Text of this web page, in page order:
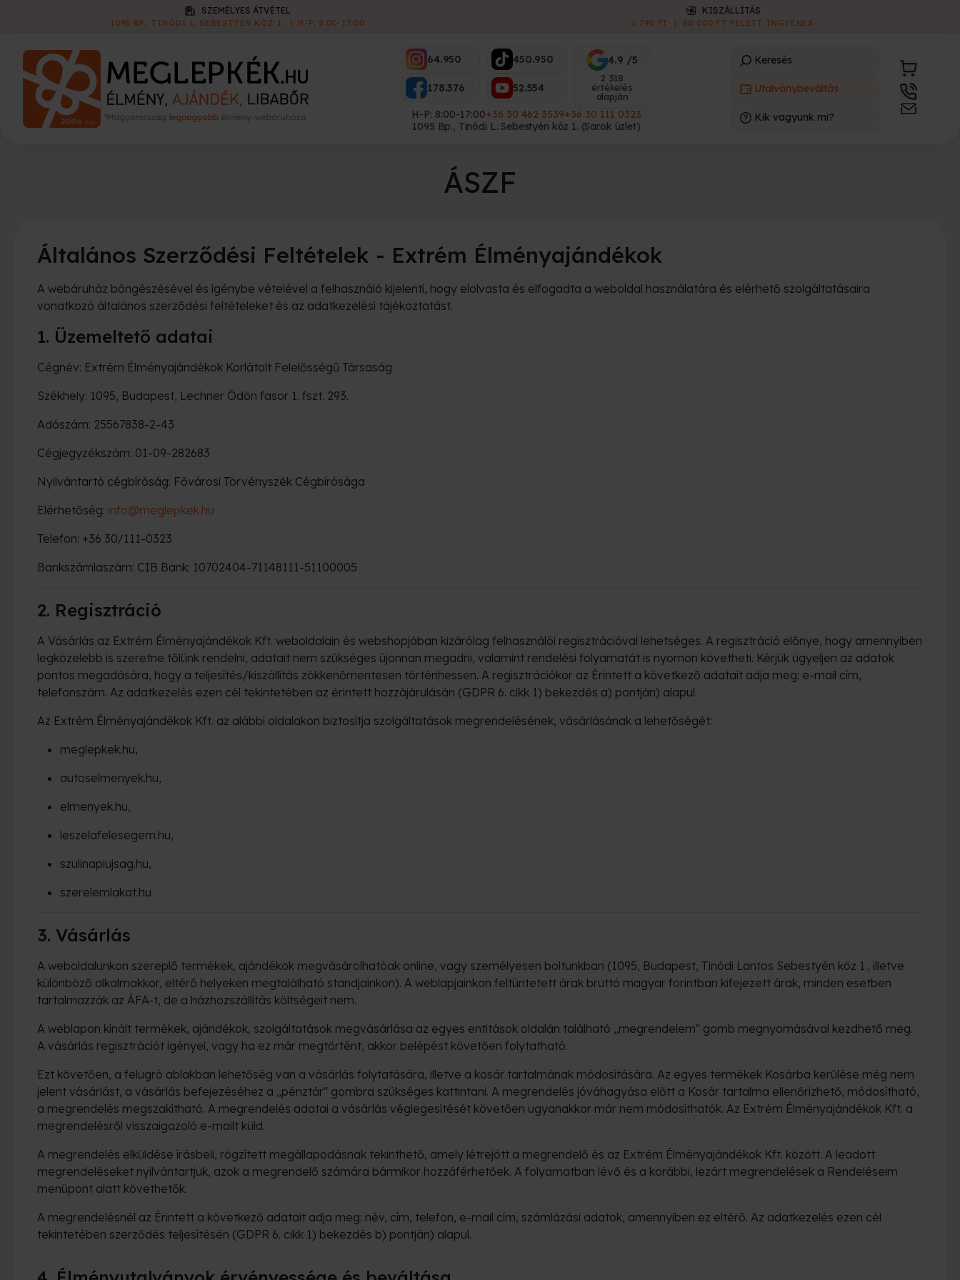
KISZÁLLÍTÁS
1 790 FT | 60 000 FT FELETT INGYENES
ONLINE E-UTALVÁNY
AZONNAL LETÖLTHETŐ | INGYENES
64.950
178.376
450.950
52.554
4.9 /5
2 318
értékelés
alapján
H-P: 8:00-17:00+36 30 462 3539+36 30 111 0323
1095 Bp., Tinódi L. Sebestyén köz 1. (Sarok üzlet)
Keresés
Utalványbeváltás
Kik vagyunk mi?
ÁSZF
Általános Szerződési Feltételek - Extrém Élményajándékok
A webáruház böngészésével és igénybe vételével a felhasználó kijelenti, hogy elolvasta és elfogadta a weboldal használatára és elérhető szolgáltatásaira
vonatkozó általános szerződési feltételeket és az adatkezelési tájékoztatást.
1. Üzemeltető adatai
Cégnév: Extrém Élményajándékok Korlátolt Felelősségű Társaság
Székhely: 1095, Budapest, Lechner Ödön fasor 1. fszt. 293.
Adószám: 25567838-2-43
Cégjegyzékszám: 01-09-282683
Nyilvántartó cégbíróság: Fővárosi Törvényszék Cégbírósága
Elérhetőség: info@meglepkek.hu
Telefon: +36 30/111-0323
Bankszámlaszám: CIB Bank: 10702404-71148111-51100005
2. Regisztráció
A Vásárlás az Extrém Élményajándékok Kft. weboldalain és webshopjában kizárólag felhasználói regisztrációval lehetséges. A regisztráció előnye, hogy amennyiben
legközelebb is szeretne tőlünk rendelni, adatait nem szükséges újonnan megadni, valamint rendelési folyamatát is nyomon követheti. Kérjük ügyeljen az adatok
pontos megadására, hogy a teljesítés/kiszállítás zökkenőmentesen történhessen. A regisztrációkor az Érintett a következő adatait adja meg: e-mail cím,
telefonszám. Az adatkezelés ezen cél tekintetében az érintett hozzájárulásán (GDPR 6. cikk 1) bekezdés a) pontján) alapul.
Az Extrém Élményajándékok Kft. az alábbi oldalakon biztosítja szolgáltatások megrendelésének, vásárlásának a lehetőségét:
meglepkek.hu,
autoselmenyek.hu,
elmenyek.hu,
leszelafelesegem.hu,
szulinapiujsag.hu,
szerelemlakat.hu
3. Vásárlás
A weboldalunkon szereplő termékek, ajándékok megvásárolhatóak online, vagy személyesen boltunkban (1095, Budapest, Tinódi Lantos Sebestyén köz 1., illetve
különböző alkalmakkor, eltérő helyeken megtalálható standjainkon). A weblapjainkon feltüntetett árak bruttó magyar forintban kifejezett árak, minden esetben
tartalmazzák az ÁFA-t, de a házhozszállítás költségeit nem.
A weblapon kínált termékek, ajándékok, szolgáltatások megvásárlása az egyes entitások oldalán található „megrendelem" gomb megnyomásával kezdhető meg.
A vásárlás regisztrációt igényel, vagy ha ez már megtörtént, akkor belépést követően folytatható.
Ezt követően, a felugró ablakban lehetőség van a vásárlás folytatására, illetve a kosár tartalmának módosítására. Az egyes termékek Kosárba kerülése még nem
jelent vásárlást, a vásárlás befejezéséhez a „pénztár" gombra szükséges kattintani. A megrendelés jóváhagyása előtt a Kosár tartalma ellenőrizhető, módosítható,
a megrendelés megszakítható. A megrendelés adatai a vásárlás véglegesítését követően ugyanakkor már nem módosíthatók. Az Extrém Élményajándékok Kft. a
megrendelésről visszaigazoló e-mailt küld.
A megrendelés elküldése írásbeli, rögzített megállapodásnak tekinthető, amely létrejött a megrendelő és az Extrém Élményajándékok Kft. között. A leadott
megrendeléseket nyilvántartjuk, azok a megrendelő számára bármikor hozzáférhetőek. A folyamatban lévő és a korábbi, lezárt megrendelések a Rendeléseim
menüpont alatt követhetők.
A megrendelésnél az Érintett a következő adatait adja meg: név, cím, telefon, e-mail cím, számlázási adatok, amennyiben ez eltérő. Az adatkezelés ezen cél
tekintetében szerződés teljesítésén (GDPR 6. cikk 1) bekezdés b) pontján) alapul.